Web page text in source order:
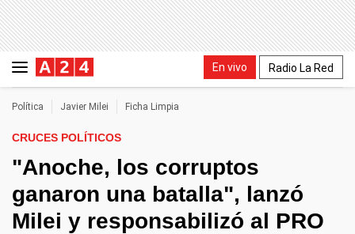
En vivo Radio La Red
Política Javier Milei Ficha Limpia
CRUCES POLÍTICOS
"Anoche, los corruptos
ganaron una batalla", lanzó
Milei y responsabilizó al PRO